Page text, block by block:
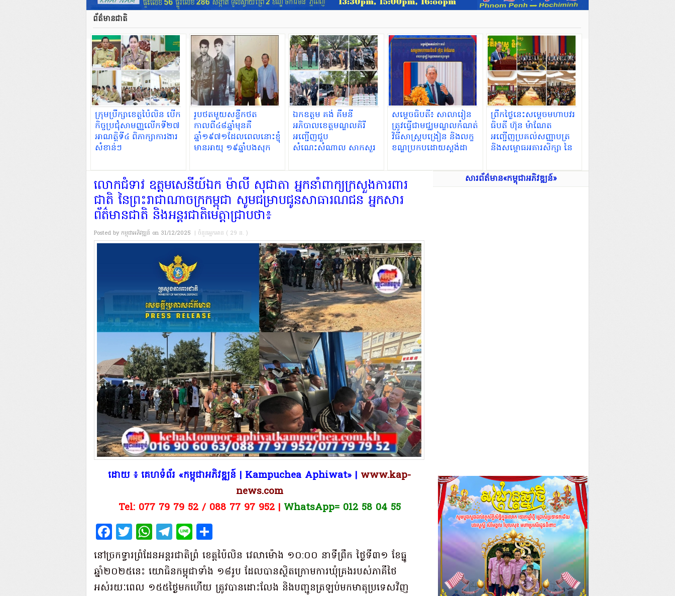
ព័ត៌មានជាតិ
ក្រុមប្រឹក្សាខេត្តប៉ៃលិន បើក
កិច្ចប្រជុំសាមញ្ញលើកទី២៧
អាណត្តិទី៤ ពិភាក្សាការងារ
សំខាន់ៗ
រូបថតមួយសន្លឹកថត
កាលពី៤៨ឆ្នាំមុនគឺ
ឆ្នាំ១៩៧១ដែលពេលនោះខ្ញុំ
មានអាយុ ១៩ឆ្នាំបងសុក
ឯកឧត្តម គង់ គឹមនី
អភិបាលខេត្តមណ្ឌលគិរី
អញ្ជើញជួប
សំណេះសំណាល សាកសួរ
សម្ដេចធិបតី​៖ សាលារៀន
ត្រូវធ្វើជាមជ្ឈមណ្ឌលកំណត់
វិធីសាស្ត្របង្រៀន និងលក្ខ
ខណ្ឌប្រកបដោយស្តង់ដា
ច្បាស់លាស់
ព្រឹកថ្ងៃនេះសម្តេចមហាបវរ
ធិបតី ហ៊ុន ម៉ាណែត
អញ្ជើញប្រគល់សញ្ញាបត្រ
និងសម្ពោធអគារសិក្សា នៃ
សាស្ត្រ និងវិទ្យាសាស្ត្រ
សេដ្ឋកិច្ច
លោកជំទាវ ឧត្តមសេនីយ៍ឯក ម៉ាលី សុជាតា អ្នកនាំពាក្យក្រសួងការពារ
ជាតិ នៃព្រះរាជាណាចក្រកម្ពុជា សូមជម្រាបជូនសាធារណជន អ្នកសារ
ព័ត៌មានជាតិ និងអន្តរជាតិមេត្តាជ្រាបថា៖
Posted by កម្ពុជាអភិវឌ្ឍន៍ on 31/12/2025 | ចំនួនអ្នកអាន ( 29 ន. )
​ដោយ ៖ គេហទំព័រ «កម្ពុជាអភិវឌ្ឍន៍ | Kampuchea Aphiwat​» | www.kap-
news.com
Tel: 077 79 79 52 / 088 77 97 952 | WhatsApp= 012 58 04 55
Facebook
Twitter
WhatsApp
Telegram
Line
នៅច្រកទ្វារព្រំដែនអន្តរជាតិព្រំ ខេត្តប៉ៃលិន វេលាម៉ោង ១០:០០ នាទីព្រឹក ថ្ងៃទី៣១ ខែធ្នូ
ឆ្នាំ២០២៥នេះ យោធិនកម្ពុជាទាំង ១៨រូប ដែលបានស្ថិតក្រោមការឃុំគ្រងរបស់ភាគីថៃ
អស់រយៈពេល ១៥៥ថ្ងៃមកហើយ ត្រូវបានដោះលែង និងបញ្ជូនត្រឡប់មកមាតុប្រទេសវិញ
សារព័ត៌មាន«កម្ពុជាអភិវឌ្ឍន៍»